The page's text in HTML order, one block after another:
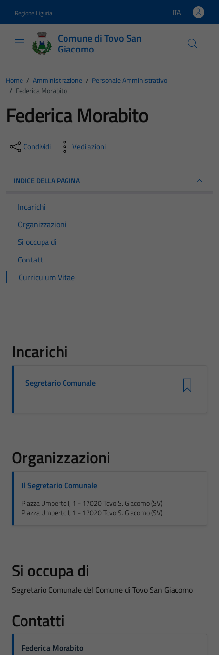
Regione Liguria Lingua attiva:
ITA
Comune di Tovo San
Giacomo
Home / Amministrazione / Personale Amministrativo
/ Federica Morabito
Federica Morabito
Condividi Vedi azioni
INDICE DELLA PAGINA
Incarichi
Organizzazioni
Si occupa di
Contatti
Curriculum Vitae
Incarichi
Segretario Comunale
Organizzazioni
Il Segretario Comunale
Piazza Umberto I, 1 - 17020 Tovo S. Giacomo (SV)
Piazza Umberto I, 1 - 17020 Tovo S. Giacomo (SV)
Si occupa di
Segretario Comunale del Comune di Tovo San Giacomo
Contatti
Federica Morabito